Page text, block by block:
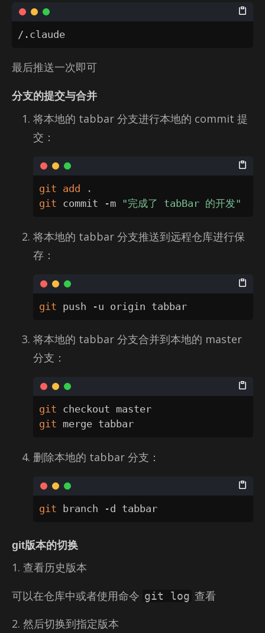
/.claude
最后推送一次即可
分支的提交与合并
将本地的 tab­bar 分支进行本地的 com­mit 提
交：
git add
.
git commit -m "完成了 tabBar 的开发"
将本地的 tab­bar 分支推送到远程仓库进行保
存：
git push -u origin tabbar
将本地的 tab­bar 分支合并到本地的 mas­ter
分支：
git
git merge tabbar
删除本地的 tab­bar 分支：
git branch -d tabbar
git版本的切换
1. 查看历史版本
可以在仓库中或者使用命令 git log 查看
2. 然后切换到指定版本